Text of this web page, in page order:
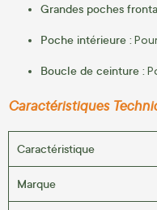
Grandes poches
Poche intérieure :
Boucle de ceinture :
Caractéristiques
Caractéristique
Marque